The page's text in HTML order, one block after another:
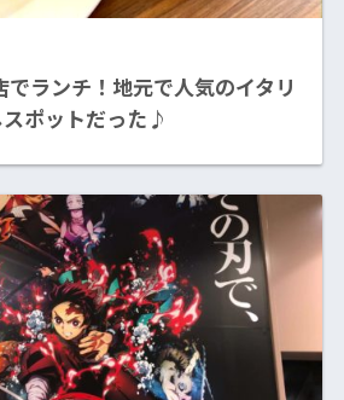
でランチ！地元で人気のイタリ
ポットだった♪